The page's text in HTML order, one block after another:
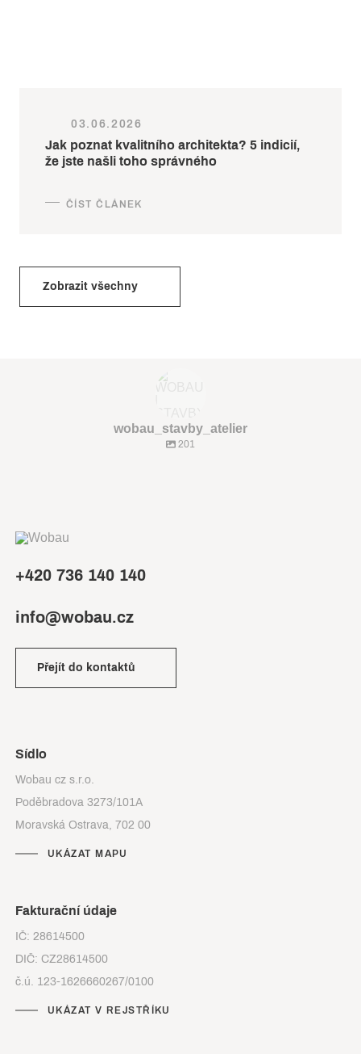
03.06.2026
Jak poznat kvalitního architekta? 5 indicií,
že jste našli toho správného
Zobrazit všechny
wobau_stavby_atelier
201
+420 736 140 140
info@wobau.cz
Přejít do kontaktů
Sídlo
Wobau cz s.r.o.
Poděbradova 3273/101A
Moravská Ostrava, 702 00
UKÁZAT MAPU
Fakturační údaje
IČ: 28614500
DIČ: CZ28614500
č.ú. 123-1626660267/0100
UKÁZAT V REJSTŘÍKU